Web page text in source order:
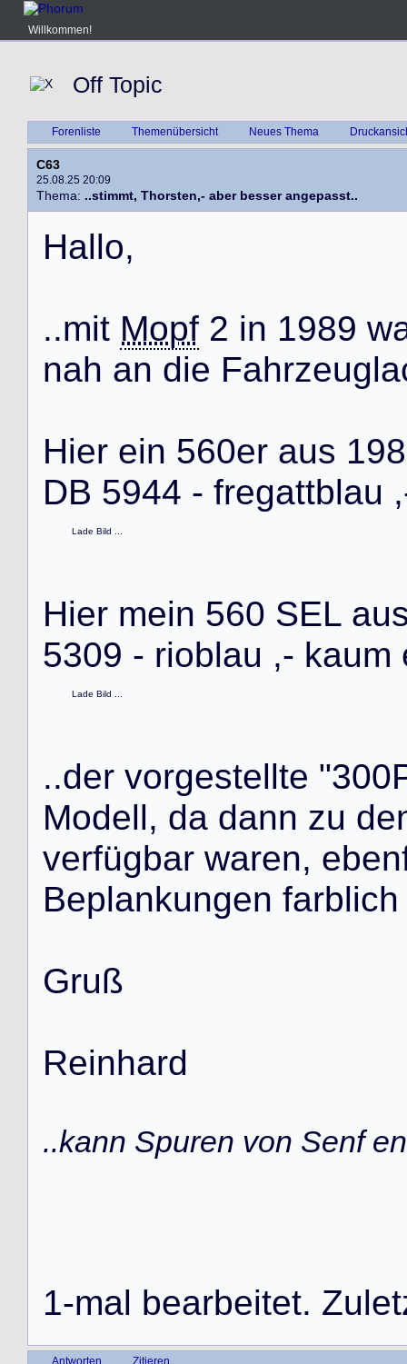
Willkommen!
Off Topic
Forenliste Themenübersicht Neues Thema
C63
25.08.25 20:09
Thema: ..stimmt, Thorsten,- aber besser angepasst..
Hallo,
..mit Mopf 2 in 1989 w
nah an die Fahrzeugla
Hier ein 560er aus 198
DB 5944 - fregattblau ,
Lade Bild ...
Hier mein 560 SEL au
5309 - rioblau ,- kaum
Lade Bild ...
..der vorgestellte "300
Modell, da dann zu de
verfügbar waren, eben
Beplankungen farblich
Gruß
Reinhard
..kann Spuren von Senf
1-mal bearbeitet. Zulet
Antworten Zitieren